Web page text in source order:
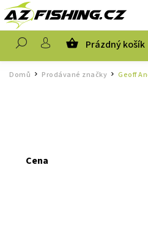
Prázdný košík
Domů / Prodávané značky / Geoff